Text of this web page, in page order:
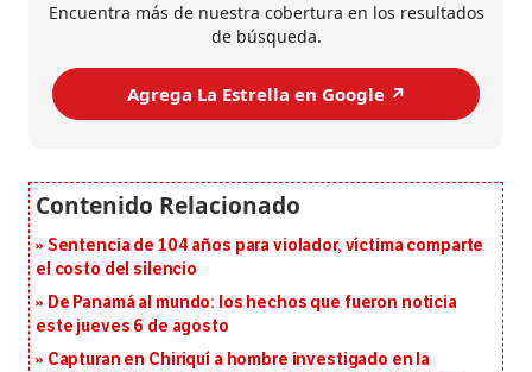
Encuentra más de nuestra cobertura en los resultados
de búsqueda.
Agrega La Estrella en Google ↗️
Sentencia de 104 años para violador, víctima comparte
el costo del silencio
De Panamá al mundo: los hechos que fueron noticia
este jueves 6 de agosto
Capturan en Chiriquí a hombre investigado en la